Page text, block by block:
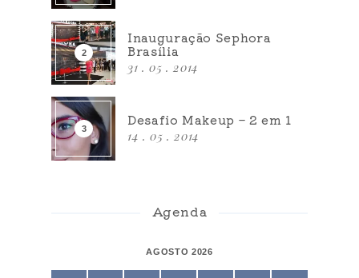
Inauguração Sephora
Brasília
31 . 05 . 2014
Desafio Makeup – 2 em 1
14 . 05 . 2014
Agenda
AGOSTO 2026